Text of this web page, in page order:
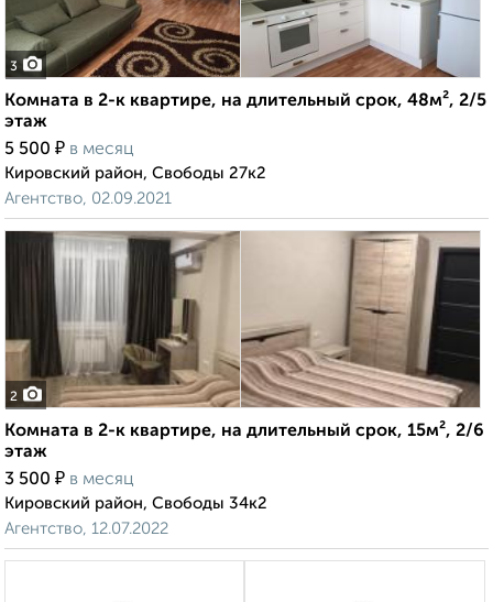
3
Комната в 2-к квартире, на длительный срок, 48м², 2/5
этаж
5 500 ₽ в месяц
Кировский район, Свободы 27к2
Агентство, 02.09.2021
2
Комната в 2-к квартире, на длительный срок, 15м², 2/6
этаж
3 500 ₽ в месяц
Кировский район, Свободы 34к2
Агентство, 12.07.2022